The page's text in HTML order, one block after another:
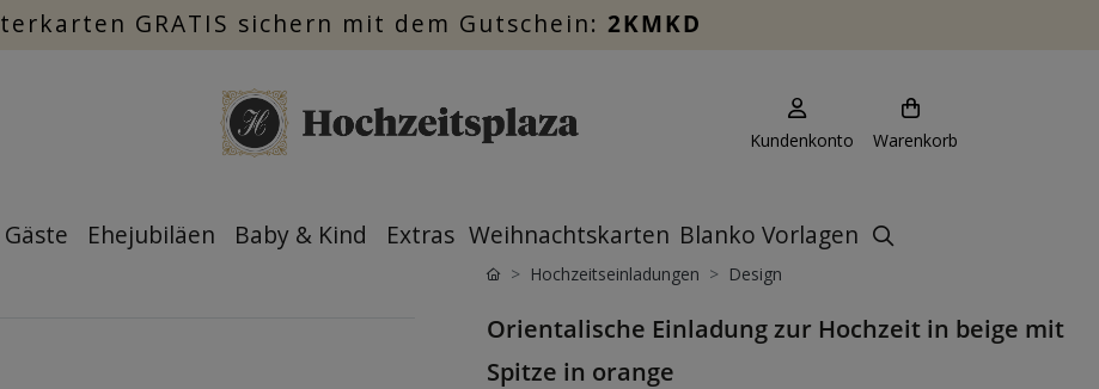
GRATIS sichern mit dem Gutschein: 2KMKD
Kundenkonto Warenkorb
Ehejubiläen Baby & Kind Extras Weihnachtskarten Blanko Vorlagen
Hochzeitseinladungen Design
Orientalische Einladung zur Hochzeit in beige mit
Spitze in orange